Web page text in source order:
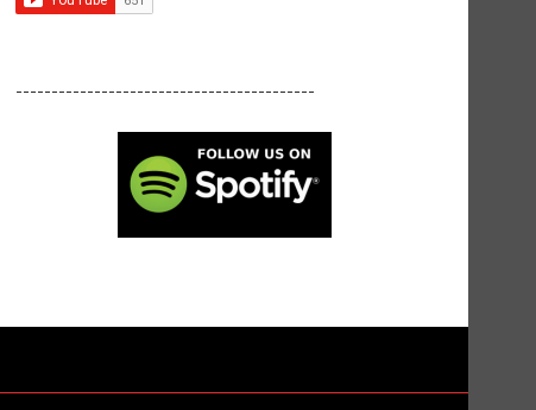
------------------------------------------